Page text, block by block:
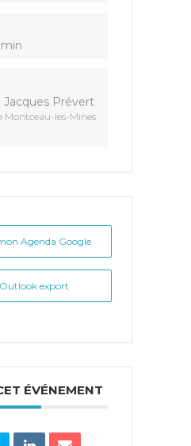
Jacques Prévert
Montceau-les-Mines
Agenda Google
export
ÉVÉNEMENT